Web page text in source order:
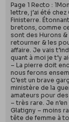
Page 1 Recto :
lettre, j’ai été chez
Finisterre.
bretons, comme
sont des Hurons
retourner & les
affaire. Je vais
quant à moi je t’y
– La pierre doit
nous ferons
C’est un brave
ministère de la
amateurs pour des
– très rare. Je
Glatigny – moins
tête de femme à